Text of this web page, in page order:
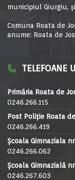
municipiul Giurgiu,
Comuna Roata de
anume: Roata de
TELEFOANE
Primăria Roata de
0246.266.115
Post Poliție Roata
0246.266.419
Școala Gimnaziala
0246.266.062
Școala Gimnazială
0246.267.603